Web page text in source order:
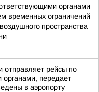
органами
временных ограничений
пространства
отправляет рейсы по
органами, передает
в аэропорту